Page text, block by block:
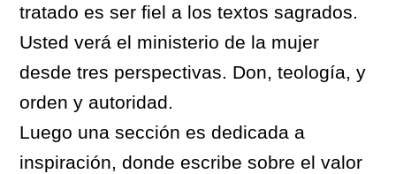
tratado es ser fiel a los textos sagrados.
Usted verá el ministerio de la mujer
desde tres perspectivas. Don, teología, y
orden y autoridad.
Luego una sección es dedicada a
inspiración, donde escribe sobre el valor